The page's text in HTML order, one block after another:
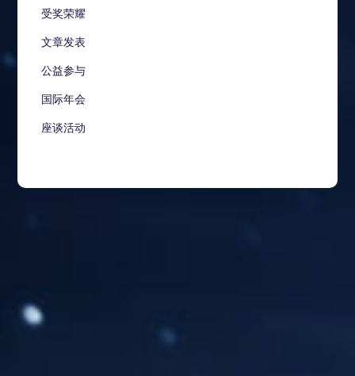
受奖荣耀
文章发表
公益参与
国际年会
座谈活动